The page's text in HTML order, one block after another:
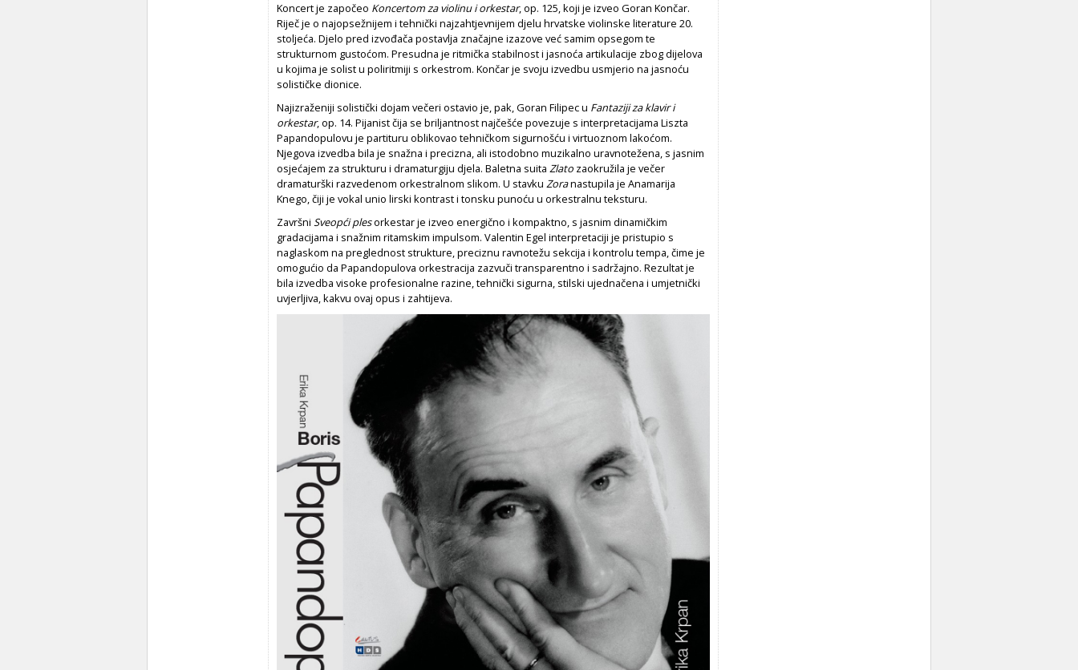
Koncert je započeo Koncertom za violinu i orkestar, op. 125, koji je izveo Goran Končar.
Riječ je o najopsežnijem i tehnički najzahtjevnijem djelu hrvatske violinske literature 20.
stoljeća. Djelo pred izvođača postavlja značajne izazove već samim opsegom te
strukturnom gustoćom. Presudna je ritmička stabilnost i jasnoća artikulacije zbog dijelova
u kojima je solist u poliritmiji s orkestrom. Končar je svoju izvedbu usmjerio na jasnoću
solističke dionice.
Najizraženiji solistički dojam večeri ostavio je, pak, Goran Filipec u Fantaziji za klavir i
orkestar, op. 14. Pijanist čija se briljantnost najčešće povezuje s interpretacijama Liszta
Papandopulovu je partituru oblikovao tehničkom sigurnošću i virtuoznom lakoćom.
Njegova izvedba bila je snažna i precizna, ali istodobno muzikalno uravnotežena, s jasnim
osjećajem za strukturu i dramaturgiju djela. Baletna suita Zlato zaokružila je večer
dramaturški razvedenom orkestralnom slikom. U stavku Zoranastupila je Anamarija
Knego, čiji je vokal unio lirski kontrast i tonsku punoću u orkestralnu teksturu.
Završni Sveopći plesorkestar je izveo energično i kompaktno, s jasnim dinamičkim
gradacijama i snažnim ritamskim impulsom. Valentin Egel interpretaciji je pristupio s
naglaskom na preglednost strukture, preciznu ravnotežu sekcija i kontrolu tempa, čime je
omogućio da Papandopulova orkestracija zazvuči transparentno i sadržajno. Rezultat je
bila izvedba visoke profesionalne razine, tehnički sigurna, stilski ujednačena i umjetnički
uvjerljiva, kakvu ovaj opus i zahtijeva.